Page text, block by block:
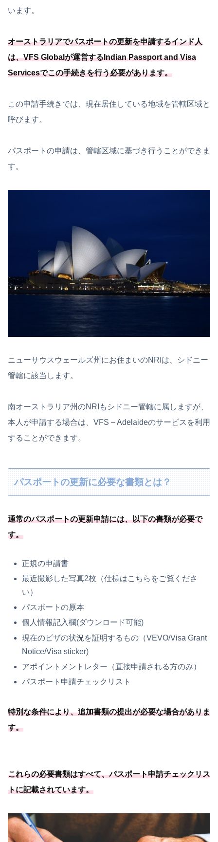
います。
オーストラリアでパスポートの更新を申請するインド人
は、VFS Globalが運営するIndian Passport and Visa
Servicesでこの手続きを行う必要があります。
この申請手続きでは、現在居住している地域を管轄区域と
呼びます。
パスポートの申請は、管轄区域に基づき行うことができま
す。
ニューサウスウェールズ州にお住まいのNRIは、シドニー
管轄に該当します。
南オーストラリア州のNRIもシドニー管轄に属しますが、
本人が申請する場合は、VFS – Adelaideのサービスを利用
することができます。
パスポートの更新に必要な書類とは？
通常のパスポートの更新申請には、以下の書類が必要で
す。
正規の申請書
最近撮影した写真2枚（仕様はこちらをご覧くださ
い）
パスポートの原本
個人情報記入欄(ダウンロード可能)
現在のビザの状況を証明するもの（VEVO/Visa Grant
Notice/Visa sticker)
アポイントメントレター（直接申請される方のみ）
パスポート申請チェックリスト
特別な条件により、追加書類の提出が必要な場合がありま
す。
これらの必要書類はすべて、パスポート申請チェックリス
トに記載されています。